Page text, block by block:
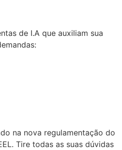
de I.A que auxiliam sua
na nova regulamentação do
Tire todas as suas dúvidas